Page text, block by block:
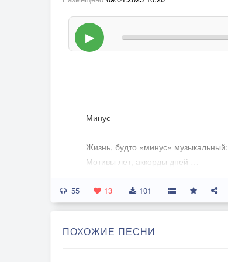
▶
Минус
Жизнь, будто «минус» музыкальный:
Мотивы лет, аккорды дней …
Стать может песней уникальной,
Когда слова напишешь к ней,
Хоть в стиле рок, а хоть шансон,
55 13 101
ПОХОЖИЕ ПЕСНИ